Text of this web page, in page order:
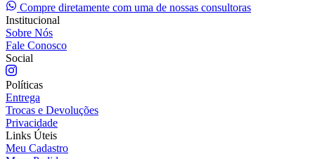
Compre diretamente com uma de nossas consultoras
Institucional
Sobre Nós
Fale Conosco
Social
Políticas
Entrega
Trocas e Devoluções
Privacidade
Links Úteis
Meu Cadastro